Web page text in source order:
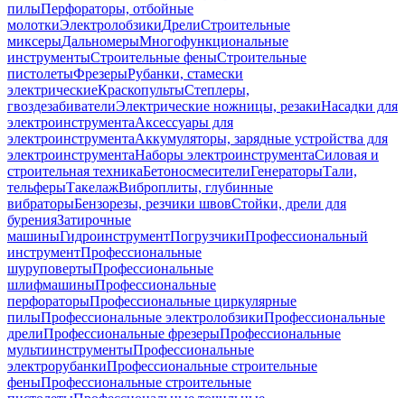
пилыПерфораторы, отбойные
молоткиЭлектролобзикиДрелиСтроительные
миксерыДальномерыМногофункциональные
инструментыСтроительные феныСтроительные
пистолетыФрезерыРубанки, стамески
электрическиеКраскопультыСтеплеры,
гвоздезабивателиЭлектрические ножницы, резакиНасадки для
электроинструментаАксессуары для
электроинструментаАккумуляторы, зарядные устройства для
электроинструментаНаборы электроинструментаСиловая и
строительная техникаБетоносмесителиГенераторыТали,
тельферыТакелажВиброплиты, глубинные
вибраторыБензорезы, резчики швовСтойки, дрели для
буренияЗатирочные
машиныГидроинструментПогрузчикиПрофессиональный
инструментПрофессиональные
шуруповертыПрофессиональные
шлифмашиныПрофессиональные
перфораторыПрофессиональные циркулярные
пилыПрофессиональные электролобзикиПрофессиональные
дрелиПрофессиональные фрезерыПрофессиональные
мультиинструментыПрофессиональные
электрорубанкиПрофессиональные строительные
феныПрофессиональные строительные